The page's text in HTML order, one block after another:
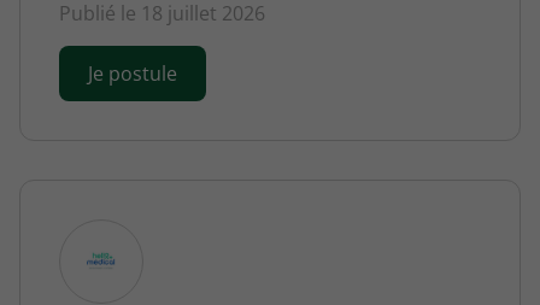
Publié le 18 juillet 2026
Je postule